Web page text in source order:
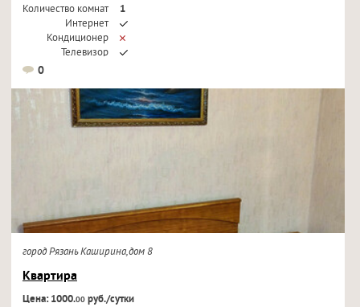
Количество комнат
1
Интернет
Кондиционер
Телевизор
0
город Рязань Каширина,дом 8
Квартира
Цена: 1000.00руб./сутки